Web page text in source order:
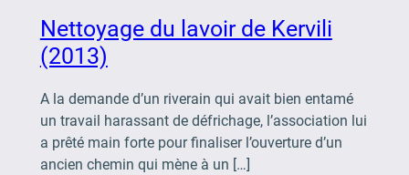
Nettoyage du lavoir de Kervili
(2013)
A la demande d’un riverain qui avait bien entamé
un travail harassant de défrichage, l’association lui
a prêté main forte pour finaliser l’ouverture d’un
ancien chemin qui mène à un […]